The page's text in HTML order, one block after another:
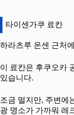
타이센가쿠 료칸
하라츠루 온센 근처
이 료칸은 후쿠오카
있습니다.
조금 멀지만, 주변에
광 명소가 가까워 레